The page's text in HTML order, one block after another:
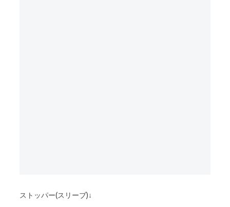
ストッパー(スリーブ)↓